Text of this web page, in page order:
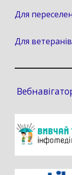
Для
Для ветеранів